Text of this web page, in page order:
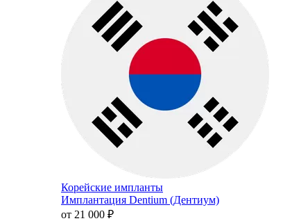
Корейские импланты
Имплантация Dentium (Дентиум)
от 21 000 ₽